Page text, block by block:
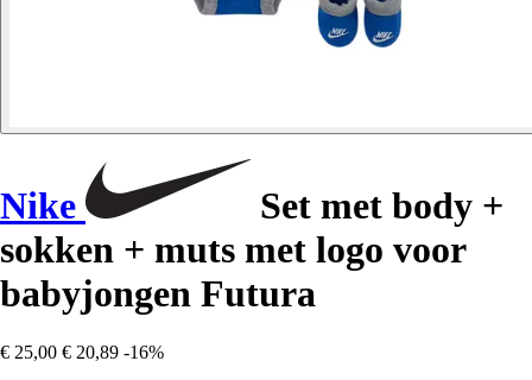
Nike
Set met body +
sokken + muts met logo voor
babyjongen Futura
€ 25,00 € 20,89 -16%